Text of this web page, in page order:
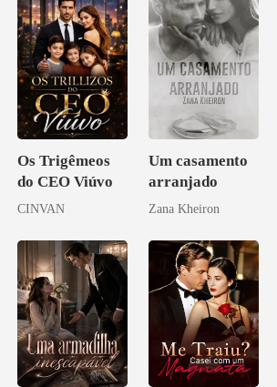
Os Trigêmeos
do CEO Viúvo
CINVAN
Um casamento
arranjado
Zana Kheiron